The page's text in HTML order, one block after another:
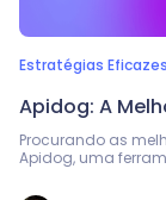
Estratégias Eficazes
Apidog: A
ReadMe.io
Procurando as
Apidog, uma